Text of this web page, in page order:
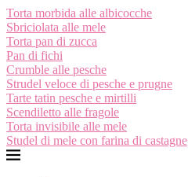
Torta morbida alle albicocche
Sbriciolata alle mele
Torta pan di zucca
Pan di fichi
Crumble alle pesche
Strudel veloce di pesche e prugne
Tarte tatin pesche e mirtilli
Scendiletto alle fragole
Torta invisibile alle mele
Studel di mele con farina di castagne